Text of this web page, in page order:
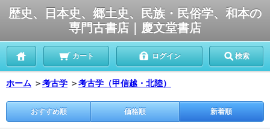
歴史、日本史、郷土史、民族・民俗学、和本の
専門古書店｜慶文堂書店
カート ログイン 検索
ホーム ＞考古学 ＞考古学（甲信越・北陸）
おすすめ順 価格順 新着順